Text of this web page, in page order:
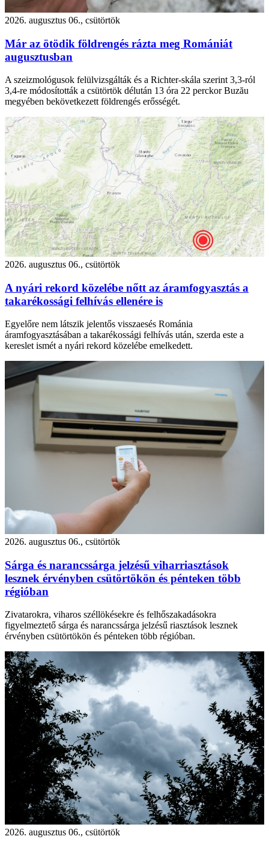
2026. augusztus 06., csütörtök
Már az ötödik földrengés rázta meg Romániát
augusztusban
A szeizmológusok felülvizsgálták és a Richter-skála szerint 3,3-ról
3,4-re módosították a csütörtök délután 13 óra 22 perckor Buzău
megyében bekövetkezett földrengés erősségét.
2026. augusztus 06., csütörtök
A nyári rekord közelébe nőtt az áramfogyasztás a
takarékossági felhívás ellenére is
Egyelőre nem látszik jelentős visszaesés Románia
áramfogyasztásában a takarékossági felhívás után, szerda este a
kereslet ismét a nyári rekord közelébe emelkedett.
2026. augusztus 06., csütörtök
Sárga és narancssárga jelzésű viharriasztások
lesznek érvényben csütörtökön és pénteken több
régióban
Zivatarokra, viharos széllökésekre és felhőszakadásokra
figyelmeztető sárga és narancssárga jelzésű riasztások lesznek
érvényben csütörtökön és pénteken több régióban.
2026. augusztus 06., csütörtök